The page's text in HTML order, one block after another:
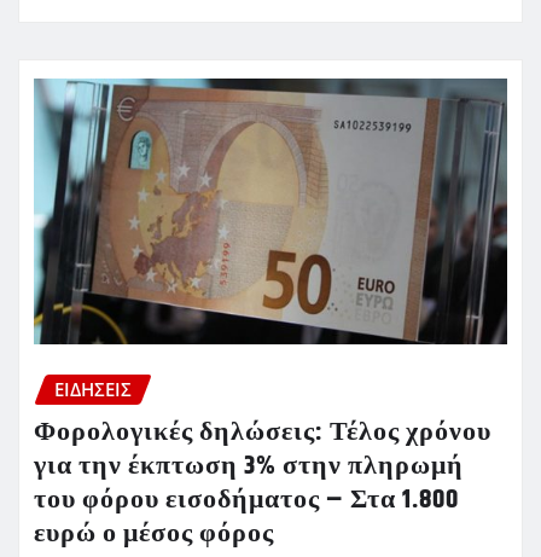
ΕΙΔΗΣΕΙΣ
Φορολογικές δηλώσεις: Τέλος χρόνου
για την έκπτωση 3% στην πληρωμή
του φόρου εισοδήματος – Στα 1.800
ευρώ ο μέσος φόρος